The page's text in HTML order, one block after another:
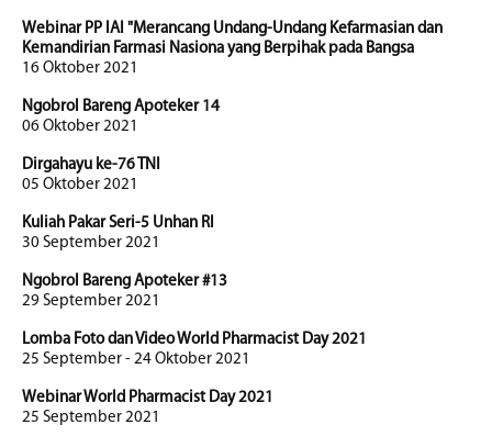
Webinar PP IAI "Merancang Undang-Undang Kefarmasian dan
Kemandirian Farmasi Nasiona yang Berpihak pada Bangsa
16 Oktober 2021
Ngobrol Bareng Apoteker 14
06 Oktober 2021
Dirgahayu ke-76 TNI
05 Oktober 2021
Kuliah Pakar Seri-5 Unhan RI
30 September 2021
Ngobrol Bareng Apoteker #13
29 September 2021
Lomba Foto dan Video World Pharmacist Day 2021
25 September - 24 Oktober 2021
Webinar World Pharmacist Day 2021
25 September 2021